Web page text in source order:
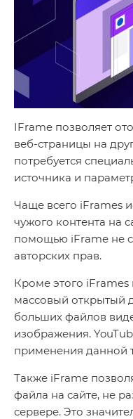
IFrame позволяет
веб-страницы на
потребуется
источника и
Чаще всего iFrames
чужого контента на
помощью iFrame не
авторских прав.
Кроме этого iFrames
массовый открытый
больших файлов
изображения.
применения данной
Также iFrame
файла на сайте, не
сервере. Это